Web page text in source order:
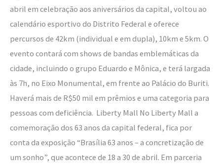
abril em celebração aos aniversários da capital, voltou ao
calendário esportivo do Distrito Federal e oferece
percursos de 42km (individual e em dupla), 10km e 5km. O
evento contará com shows de bandas emblemáticas da
cidade, incluindo o grupo Eduardo e Mônica, e terá largada
às 7h, no Eixo Monumental, em frente ao Palácio do Buriti.
Haverá mais de R$50 mil em prêmios e uma categoria para
pessoas com deficiência. Liberty Mall No Liberty Mall a
comemoração dos 63 anos da capital federal, fica por
conta da exposição “Brasília 63 anos – a concretização de
um sonho”, que acontece de 18 a 30 de abril. Em parceria